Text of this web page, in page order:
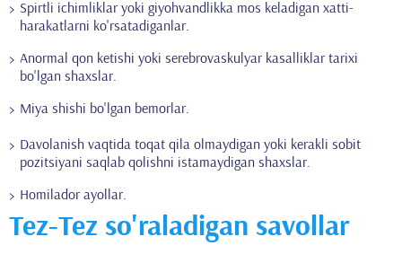
Spirtli ichimliklar yoki giyohvandlikka mos keladigan xatti-
harakatlarni ko'rsatadiganlar.
Anormal qon ketishi yoki serebrovaskulyar kasalliklar tarixi
bo'lgan shaxslar.
Miya shishi bo'lgan bemorlar.
Davolanish vaqtida toqat qila olmaydigan yoki kerakli sobit
pozitsiyani saqlab qolishni istamaydigan shaxslar.
Homilador ayollar.
Tez-Tez so'raladigan savollar